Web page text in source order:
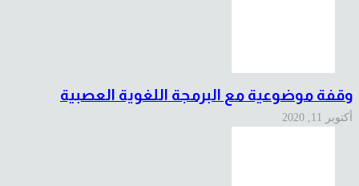
وقفة موضوعية مع البرمجة اللغوية العصبية
أكتوبر 11, 2020